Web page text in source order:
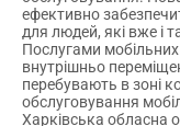
ефективно
для людей, які вже і
Послугами мобільних
внутрішньо
перебувають в зоні
обслуговування
Харківська обласна